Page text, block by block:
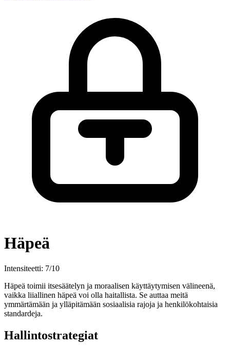
Häpeä
Intensiteetti: 7/10
Häpeä toimii itsesäätelyn ja moraalisen käyttäytymisen välineenä,
vaikka liiallinen häpeä voi olla haitallista. Se auttaa meitä
ymmärtämään ja ylläpitämään sosiaalisia rajoja ja henkilökohtaisia
standardeja.
Hallintostrategiat